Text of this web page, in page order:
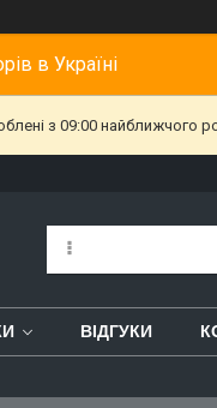
в Україні
з 09:00 найближчого
ВІДГУКИ